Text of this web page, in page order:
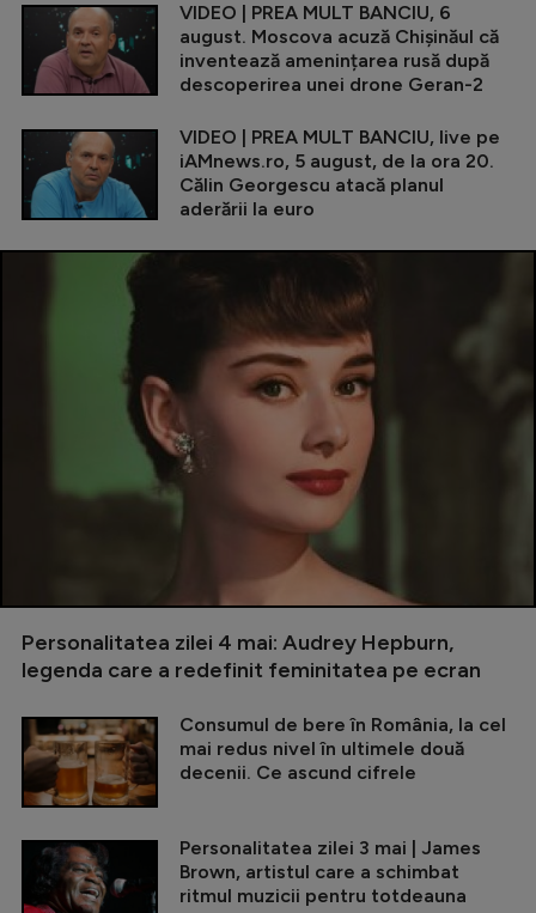
VIDEO | PREA MULT BANCIU, 6
august. Moscova acuză Chișinăul că
inventează amenințarea rusă după
descoperirea unei drone Geran-2
VIDEO | PREA MULT BANCIU, live pe
iAMnews.ro, 5 august, de la ora 20.
Călin Georgescu atacă planul
aderării la euro
Personalitatea zilei 4 mai: Audrey Hepburn,
legenda care a redefinit feminitatea pe ecran
Consumul de bere în România, la cel
mai redus nivel în ultimele două
decenii. Ce ascund cifrele
Personalitatea zilei 3 mai | James
Brown, artistul care a schimbat
ritmul muzicii pentru totdeauna